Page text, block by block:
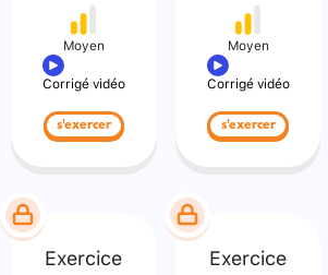
Moyen
Corrigé vidéo
s'exercer
Moyen
Corrigé vidéo
s'exercer
Exercice Exercice